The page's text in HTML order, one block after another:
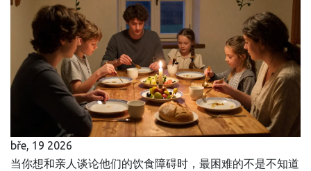
bře, 19 2026
当你想和亲人谈论他们的饮食障碍时，最困难的不是不知道